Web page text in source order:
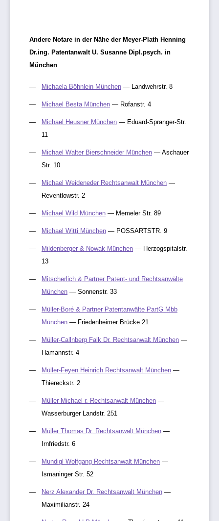
Andere Notare in der Nähe der Meyer-Plath Henning
Dr.ing. Patentanwalt U. Susanne Dipl.psych. in
München
Michaela Böhnlein München — Landwehrstr. 8
Michael Besta München — Rofanstr. 4
Michael Heusner München — Eduard-Spranger-Str.
11
Michael Walter Bierschneider München — Aschauer
Str. 10
Michael Weideneder Rechtsanwalt München —
Reventlowstr. 2
Michael Wild München — Memeler Str. 89
Michael Witti München — POSSARTSTR. 9
Mildenberger & Nowak München — Herzogspitalstr.
13
Mitscherlich & Partner Patent- und Rechtsanwälte
München — Sonnenstr. 33
Müller-Boré & Partner Patentanwälte PartG Mbb
München — Friedenheimer Brücke 21
Müller-Callnberg Falk Dr. Rechtsanwalt München —
Hamannstr. 4
Müller-Feyen Heinrich Rechtsanwalt München —
Thiereckstr. 2
Müller Michael r. Rechtsanwalt München —
Wasserburger Landstr. 251
Müller Thomas Dr. Rechtsanwalt München —
Irnfriedstr. 6
Mundigl Wolfgang Rechtsanwalt München —
Ismaninger Str. 52
Nerz Alexander Dr. Rechtsanwalt München —
Maximilianstr. 24